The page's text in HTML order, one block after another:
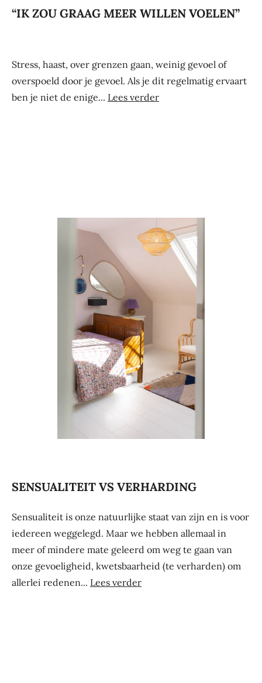
“IK ZOU GRAAG MEER WILLEN VOELEN”
Stress, haast, over grenzen gaan, weinig gevoel of
overspoeld door je gevoel. Als je dit regelmatig ervaart
ben je niet de enige... Lees verder
SENSUALITEIT VS VERHARDING
Sensualiteit is onze natuurlijke staat van zijn en is voor
iedereen weggelegd. Maar we hebben allemaal in
meer of mindere mate geleerd om weg te gaan van
onze gevoeligheid, kwetsbaarheid (te verharden) om
allerlei redenen... Lees verder